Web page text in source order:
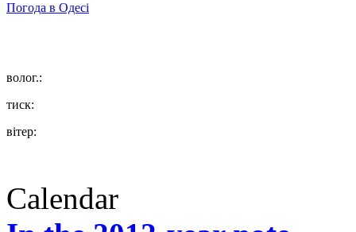
Погода в Одесі
волог.:
тиск:
вітер:
Calendar